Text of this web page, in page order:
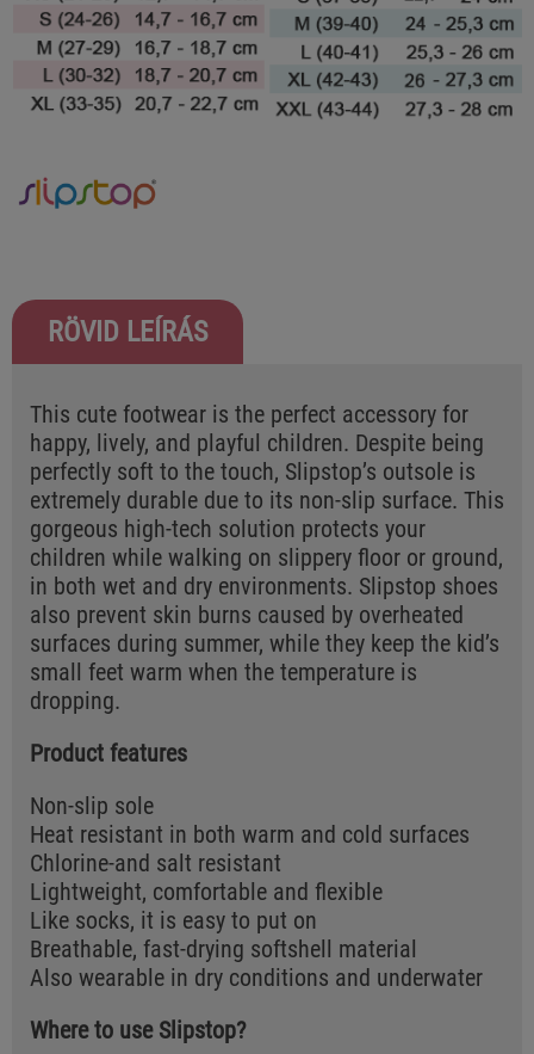
RÖVID LEÍRÁS
This cute footwear is the perfect accessory for
happy, lively, and playful children. Despite being
perfectly soft to the touch, Slipstop’s outsole is
extremely durable due to its non-slip surface. This
gorgeous high-tech solution protects your
children while walking on slippery floor or ground,
in both wet and dry environments. Slipstop shoes
also prevent skin burns caused by overheated
surfaces during summer, while they keep the kid’s
small feet warm when the temperature is
dropping.
Product features
Non-slip sole
Heat resistant in both warm and cold surfaces
Chlorine-and salt resistant
Lightweight, comfortable and flexible
Like socks, it is easy to put on
Breathable, fast-drying softshell material
Also wearable in dry conditions and underwater
Where to use Slipstop?